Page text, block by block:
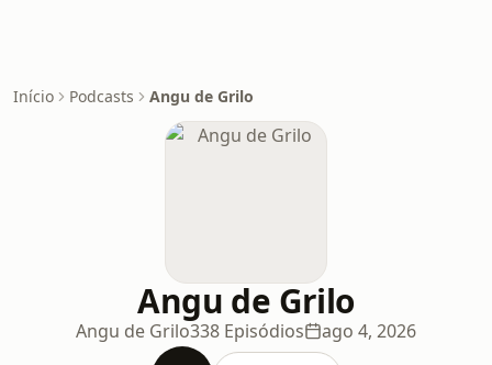
Início Podcasts Angu de Grilo
Angu de Grilo
Angu de Grilo338 Episódios ago 4, 2026